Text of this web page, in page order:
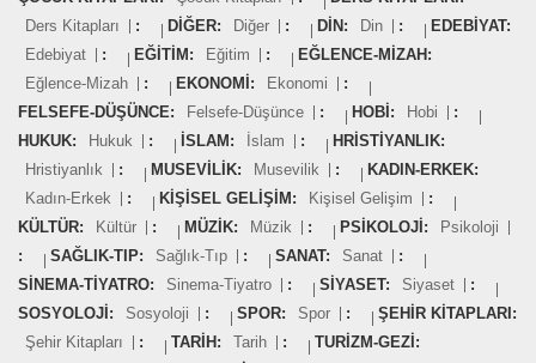
Ders Kitapları
: DIĞER: Diğer : DIN: Din :
EDEBIYAT:
Edebiyat
: EĞITIM: Eğitim :
EĞLENCE-MIZAH:
Eğlence-Mizah
: EKONOMI: Ekonomi
:
FELSEFE-DÜŞÜNCE:
Felsefe-Düşünce : HOBI: Hobi
:
HUKUK:
Hukuk : İSLAM: İslam :
HRISTIYANLIK:
Hristiyanlık
: MUSEVILIK: Musevilik :
KADIN-ERKEK:
Kadın-Erkek
: KIŞISEL GELIŞIM: Kişisel Gelişim
:
KÜLTÜR:
Kültür : MÜZIK: Müzik : PSIKOLOJI:
Psikoloji
:
SAĞLIK-TIP: Sağlık-Tıp : SANAT: Sanat
:
SINEMA-TIYATRO:
Sinema-Tiyatro : SIYASET: Siyaset
:
SOSYOLOJI:
Sosyoloji : SPOR: Spor :
ŞEHIR KITAPLARI:
Şehir Kitapları
: TARIH: Tarih :
TURIZM-GEZI: